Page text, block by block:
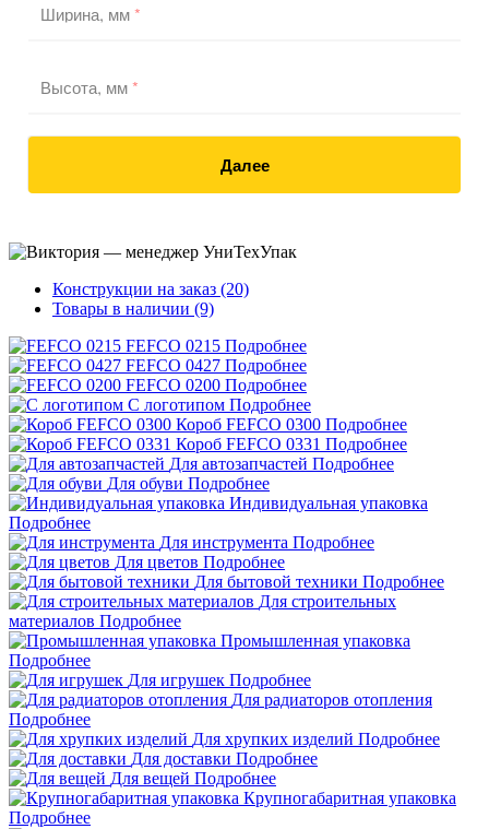
Ширина, мм*
Высота, мм*
Далее
Конструкции на заказ (20)
Товары в наличии (9)
FEFCO 0215 Подробнее
FEFCO 0427 Подробнее
FEFCO 0200 Подробнее
С логотипом Подробнее
Короб FEFCO 0300 Подробнее
Короб FEFCO 0331 Подробнее
Для автозапчастей Подробнее
Для обуви Подробнее
Индивидуальная упаковка
Подробнее
Для инструмента Подробнее
Для цветов Подробнее
Для бытовой техники Подробнее
Для строительных
материалов Подробнее
Промышленная упаковка
Подробнее
Для игрушек Подробнее
Для радиаторов отопления
Подробнее
Для хрупких изделий Подробнее
Для доставки Подробнее
Для вещей Подробнее
Крупногабаритная упаковка
Подробнее